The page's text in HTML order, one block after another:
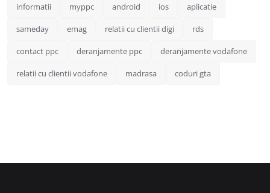
informatii myppc android ios aplicatie
sameday emag relatii cu clientii digi rds
contact ppc deranjamente ppc deranjamente vodafone
relatii cu clientii vodafone madrasa coduri gta